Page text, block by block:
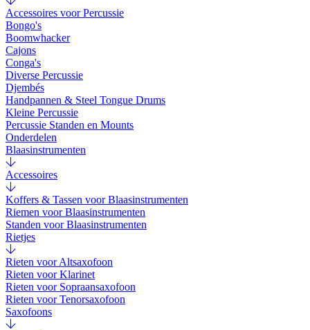
Accessoires voor Percussie
Bongo's
Boomwhacker
Cajons
Conga's
Diverse Percussie
Djembés
Handpannen & Steel Tongue Drums
Kleine Percussie
Percussie Standen en Mounts
Onderdelen
Blaasinstrumenten
Accessoires
Koffers & Tassen voor Blaasinstrumenten
Riemen voor Blaasinstrumenten
Standen voor Blaasinstrumenten
Rietjes
Rieten voor Altsaxofoon
Rieten voor Klarinet
Rieten voor Sopraansaxofoon
Rieten voor Tenorsaxofoon
Saxofoons